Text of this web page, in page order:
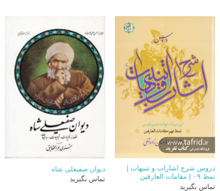
دروس شرح اشارات و تنبیهات |
نمط ۰۹ | مقامات العارفین
تماس بگیرید
دیوان صفیعلی شاه
تماس بگیرید